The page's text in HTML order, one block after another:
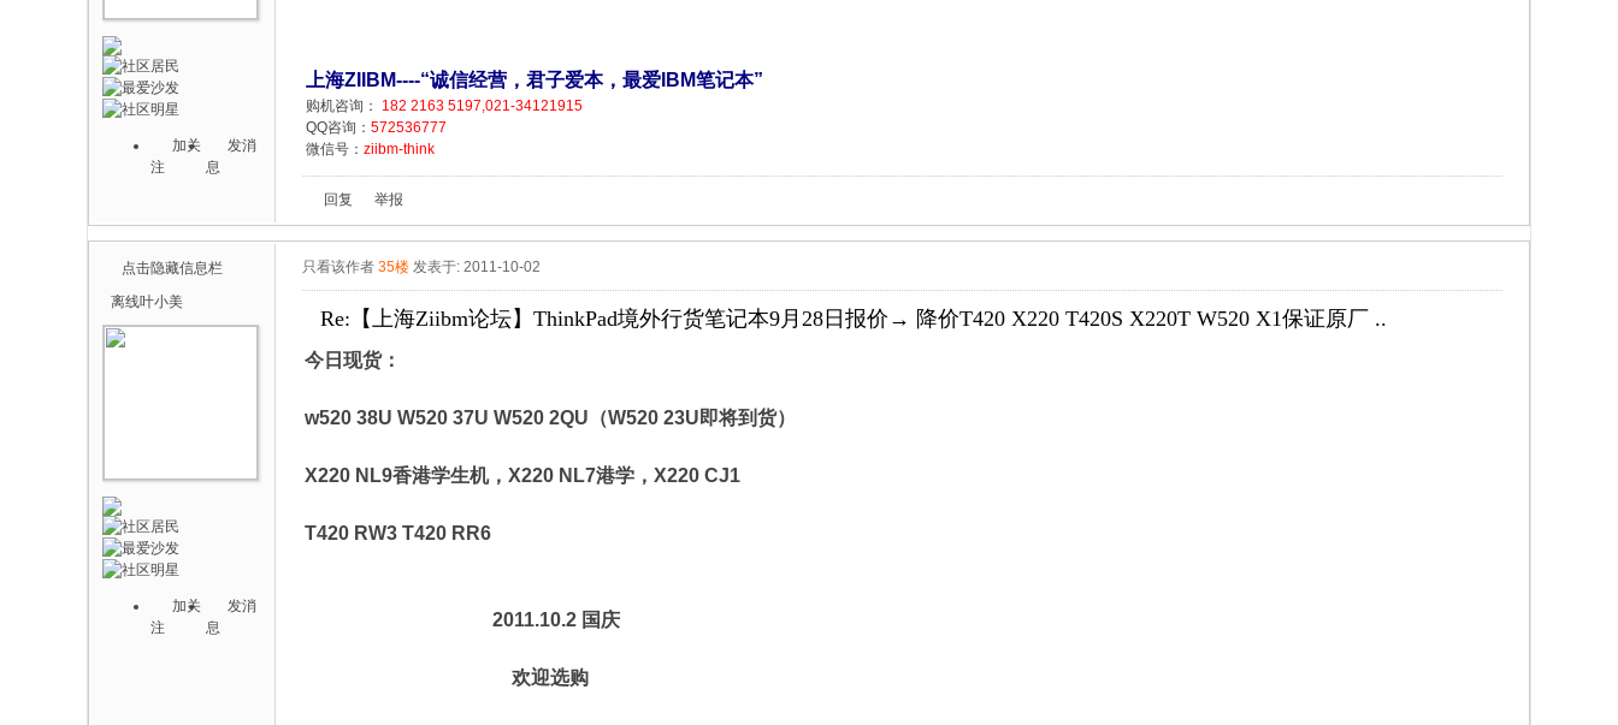
加关
注
发消
息
上海ZIIBM----“诚信经营，君子爱本，最爱IBM笔记本”
购机咨询：
182 2163 5197,021-34121915
QQ咨询： 572536777
微信号： ziibm-think
回复 举报
点击隐藏信息栏
离线叶小美
加关
注
发消
息
只看该作者 35楼 发表于: 2011-10-02
Re:【上海Ziibm论坛】ThinkPad境外行货笔记本9月28日报价→ 降价T420 X220 T420S X220T W520 X1保证原厂 ..
今日现货：
w520 38U W520 37U W520 2QU（W520 23U即将到货）
X220 NL9香港学生机，X220 NL7港学，X220 CJ1
T420 RW3 T420 RR6
2011.10.2 国庆
欢迎选购